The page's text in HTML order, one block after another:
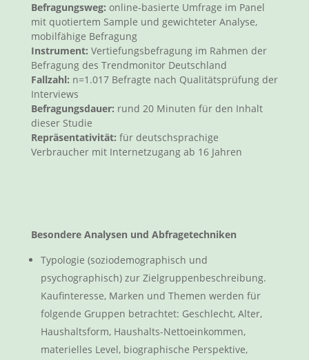
Befragungsweg: online-basierte Umfrage im Panel
mit quotiertem Sample und gewichteter Analyse,
mobilfähige Befragung
Instrument: Vertiefungsbefragung im Rahmen der
Befragung des Trendmonitor Deutschland
Fallzahl: n=1.017 Befragte nach Qualitätsprüfung der
Interviews
Befragungsdauer: rund 20 Minuten für den Inhalt
dieser Studie
Repräsentativität: für deutschsprachige
Verbraucher mit Internetzugang ab 16 Jahren
Besondere Analysen und Abfragetechniken
Typologie (soziodemographisch und
psychographisch) zur Zielgruppenbeschreibung.
Kaufinteresse, Marken und Themen werden für
folgende Gruppen betrachtet: Geschlecht, Alter,
Haushaltsform, Haushalts-Nettoeinkommen,
materielles Level, biographische Perspektive,